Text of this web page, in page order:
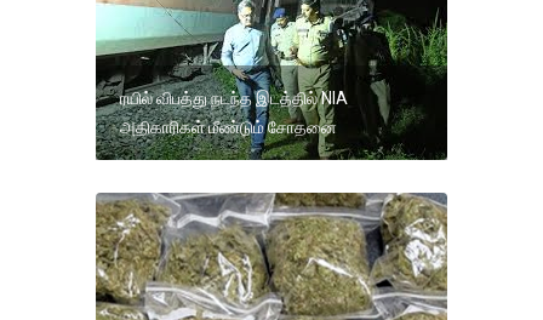
ரயில் விபத்து நடந்த இடத்தில் NIA
அதிகாரிகள் மீண்டும் சோதனை